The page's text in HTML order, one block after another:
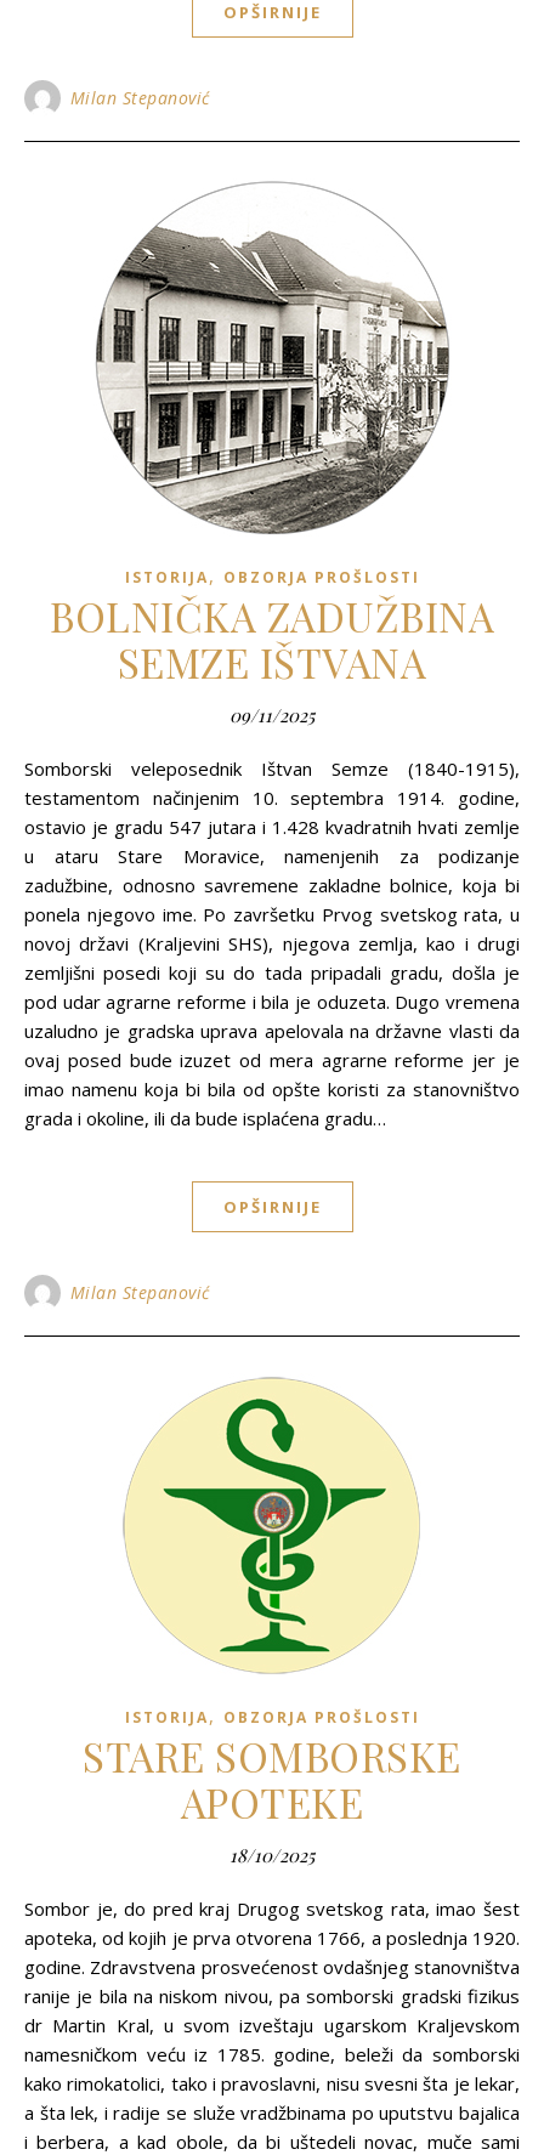
OPŠIRNIJE
Milan Stepanović
ISTORIJA, OBZORJA PROŠLOSTI
BOLNIČKA ZADUŽBINA
SEMZE IŠTVANA
09/11/2025
Somborski veleposednik Ištvan Semze (1840-1915),
testamentom načinjenim 10. septembra 1914. godine,
ostavio je gradu 547 jutara i 1.428 kvadratnih hvati zemlje
u ataru Stare Moravice, namenjenih za podizanje
zadužbine, odnosno savremene zakladne bolnice, koja bi
ponela njegovo ime. Po završetku Prvog svetskog rata, u
novoj državi (Kraljevini SHS), njegova zemlja, kao i drugi
zemljišni posedi koji su do tada pripadali gradu, došla je
pod udar agrarne reforme i bila je oduzeta. Dugo vremena
uzaludno je gradska uprava apelovala na državne vlasti da
ovaj posed bude izuzet od mera agrarne reforme jer je
imao namenu koja bi bila od opšte koristi za stanovništvo
grada i okoline, ili da bude isplaćena gradu…
OPŠIRNIJE
Milan Stepanović
ISTORIJA, OBZORJA PROŠLOSTI
STARE SOMBORSKE
APOTEKE
18/10/2025
Sombor je, do pred kraj Drugog svetskog rata, imao šest
apoteka, od kojih je prva otvorena 1766, a poslednja 1920.
godine. Zdravstvena prosvećenost ovdašnjeg stanovništva
ranije je bila na niskom nivou, pa somborski gradski fizikus
dr Martin Kral, u svom izveštaju ugarskom Kraljevskom
namesničkom veću iz 1785. godine, beleži da somborski
kako rimokatolici, tako i pravoslavni, nisu svesni šta je lekar,
a šta lek, i radije se služe vradžbinama po uputstvu bajalica
i berbera, a kad obole, da bi uštedeli novac, muče sami